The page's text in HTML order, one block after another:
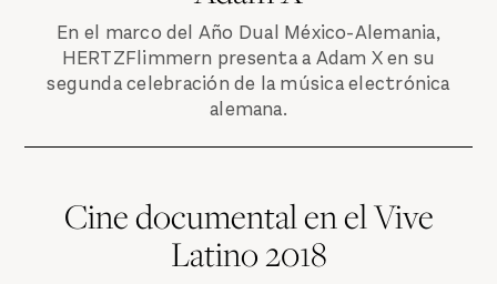
En el marco del Año Dual México-Alemania,
HERTZFlimmern presenta a Adam X en su
segunda celebración de la música electrónica
alemana.
Cine documental en el Vive
Latino 2018